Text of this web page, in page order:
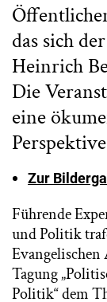
das sich
Heinrich
Die
eine
Zur
Führende
und Politik
Tagung
Politik“ dem